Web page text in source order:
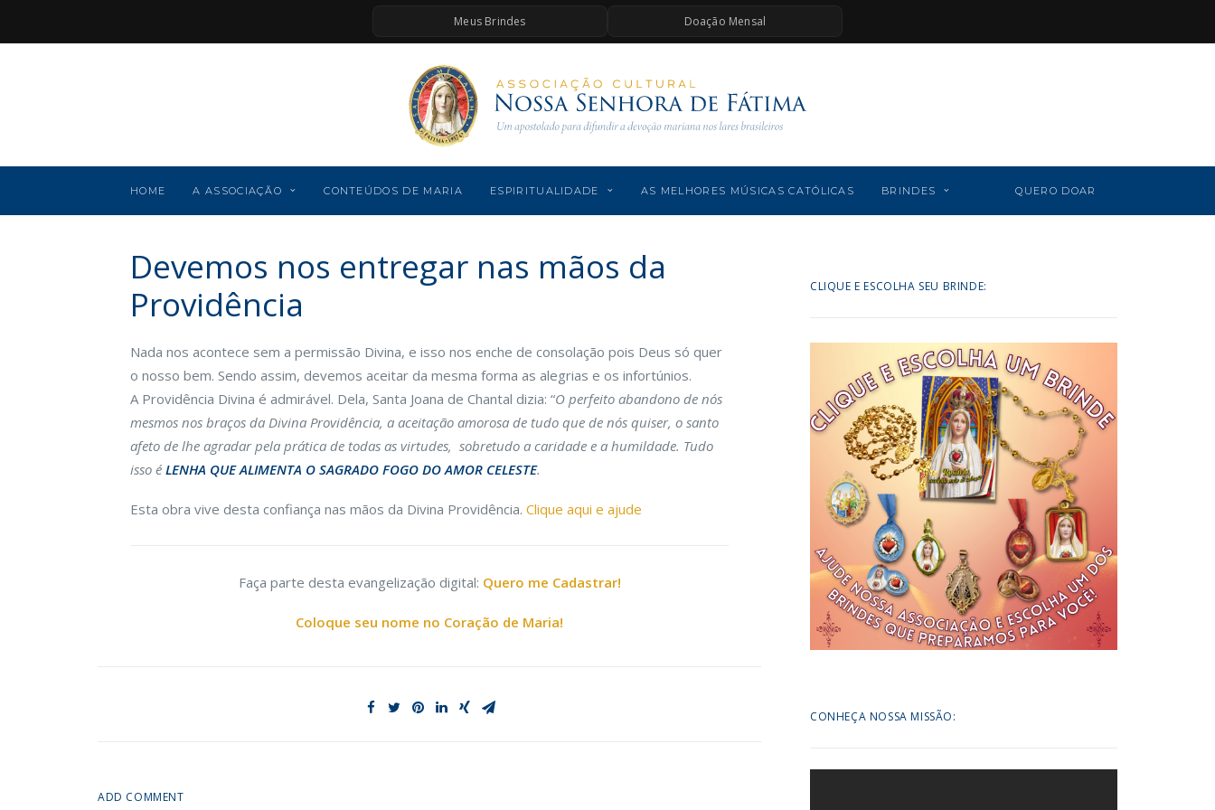
Meus Brindes Doação Mensal
HOME A ASSOCIAÇÃO CONTEÚDOS DE MARIA ESPIRITUALIDADE AS MELHORES MÚSICAS CATÓLICAS BRINDES QUERO DOAR
Devemos nos entregar nas mãos da
Providência
Nada nos acontece sem a permissão Divina, e isso nos enche de consolação pois Deus só quer
o nosso bem. Sendo assim, devemos aceitar da mesma forma as alegrias e os infortúnios.
A Providência Divina é admirável. Dela, Santa Joana de Chantal dizia: “O perfeito abandono de nós
mesmos nos braços da Divina Providência, a aceitação amorosa de tudo que de nós quiser, o santo
afeto de lhe agradar pela prática de todas as virtudes, sobretudo a caridade e a humildade. Tudo
isso é LENHA QUE ALIMENTA O SAGRADO FOGO DO AMOR CELESTE.
Esta obra vive desta confiança nas mãos da Divina Providência. Clique aqui e ajude
Faça parte desta evangelização digital: Quero me Cadastrar!
Coloque seu nome no Coração de Maria!
ADD COMMENT
CLIQUE E ESCOLHA SEU BRINDE:
CONHEÇA NOSSA MISSÃO: